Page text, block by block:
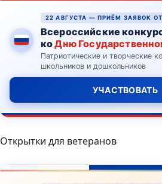
22 АВГУСТА — ПРИЁМ ЗАЯВОК
Всероссийские
коДню
Патриотические и творческие
школьников и дошкольников
УЧАСТВОВАТЬ
Открытки для ветеранов